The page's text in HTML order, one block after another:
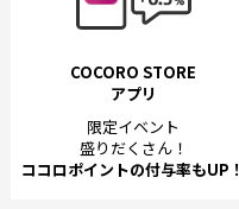
COCORO STORE
アプリ
限定イベント
盛りだくさん！
ココロポイントの付与率もUP！